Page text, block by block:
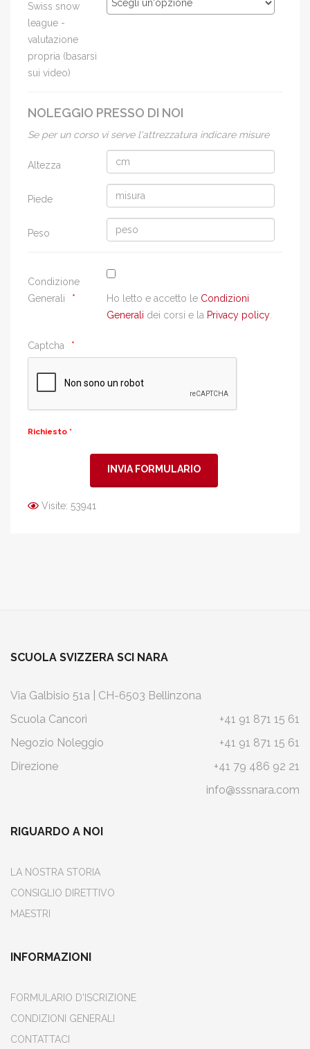
Swiss snow
league -
valutazione
propria (basarsi
sui video)
NOLEGGIO PRESSO DI NOI
Se per un corso vi serve l'attrezzatura indicare misure
Altezza
Piede
Peso
Condizione
Generali
Ho letto e accetto le Condizioni
Generali dei corsi e la Privacy policy
Captcha
Richiesto *
Visite: 53941
SCUOLA SVIZZERA SCI NARA
Via Galbisio 51a | CH-6503 Bellinzona
Scuola Cancorì
+41 91 871 15 61
Negozio Noleggio
+41 91 871 15 61
Direzione
+41 79 486 92 21
info@sssnara.com
RIGUARDO A NOI
LA NOSTRA STORIA
CONSIGLIO DIRETTIVO
MAESTRI
INFORMAZIONI
FORMULARIO D'ISCRIZIONE
CONDIZIONI GENERALI
CONTATTACI